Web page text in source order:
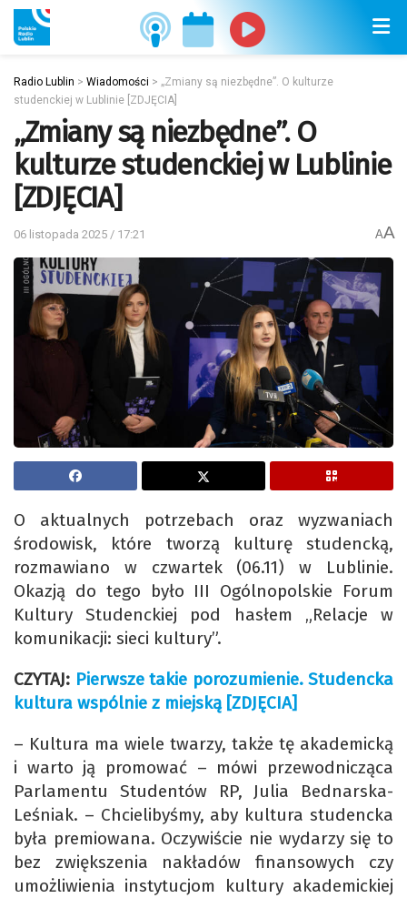
Radio Lublin > Wiadomości > „Zmiany są niezbędne”. O kulturze
studenckiej w Lublinie [ZDJĘCIA]
„Zmiany są niezbędne”. O
kulturze studenckiej w Lublinie
[ZDJĘCIA]
06 listopada 2025 / 17:21 AA
O aktualnych potrzebach oraz wyzwaniach
środowisk, które tworzą kulturę studencką,
rozmawiano w czwartek (06.11) w Lublinie.
Okazją do tego było III Ogólnopolskie Forum
Kultury Studenckiej pod hasłem „Relacje w
komunikacji: sieci kultury”.
CZYTAJ: Pierwsze takie porozumienie. Studencka
kultura wspólnie z miejską [ZDJĘCIA]
– Kultura ma wiele twarzy, także tę akademicką
i warto ją promować – mówi przewodnicząca
Parlamentu Studentów RP, Julia Bednarska-
Leśniak. – Chcielibyśmy, aby kultura studencka
była premiowana. Oczywiście nie wydarzy się to
bez zwiększenia nakładów finansowych czy
umożliwienia instytucjom kultury akademickiej